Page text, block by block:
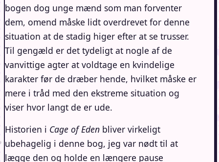
bogen dog unge mænd som man forventer
dem, omend måske lidt overdrevet for denne
situation at de stadig higer efter at se trusser.
Til gengæld er det tydeligt at nogle af de
vanvittige agter at voldtage en kvindelige
karakter før de dræber hende, hvilket måske er
mere i tråd med den ekstreme situation og
viser hvor langt de er ude.
Historien i Cage of Eden bliver virkeligt
ubehagelig i denne bog, jeg var nødt til at
lægge den og holde en længere pause